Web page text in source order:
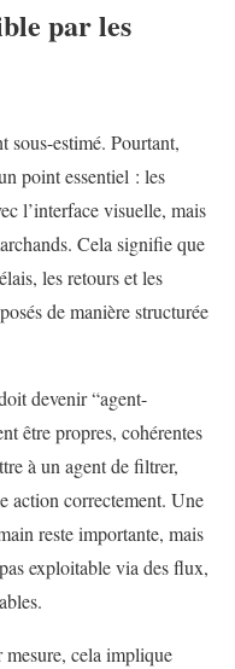
par les
sous-estimé. Pourtant,
point essentiel : les
l’interface visuelle, mais
Cela signifie que
les retours et les
de manière structurée
devenir “agent-
être propres, cohérentes
à un agent de filtrer,
action correctement. Une
reste importante, mais
exploitable via des flux,
cela implique